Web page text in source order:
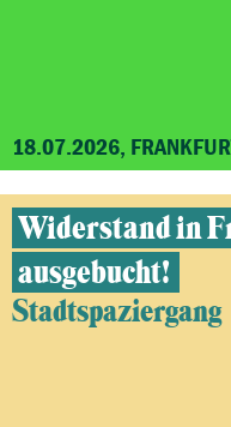
18.07.2026,
Widerstand in
ausgebucht!
Stadtspaziergang